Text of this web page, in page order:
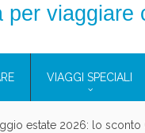
per viaggiare
VIAGGI SPECIALI
viaggio: i prodotti che